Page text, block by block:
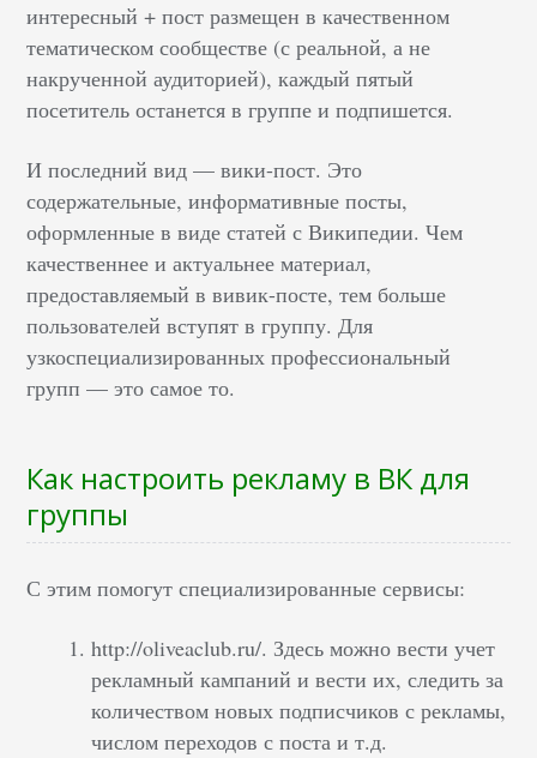
интересный + пост размещен в качественном
тематическом сообществе (с реальной, а не
накрученной аудиторией), каждый пятый
посетитель останется в группе и подпишется.
И последний вид — вики-пост. Это
содержательные, информативные посты,
оформленные в виде статей с Википедии. Чем
качественнее и актуальнее материал,
предоставляемый в вивик-посте, тем больше
пользователей вступят в группу. Для
узкоспециализированных профессиональный
групп — это самое то.
Как настроить рекламу в ВК для
группы
С этим помогут специализированные сервисы:
http://oliveaclub.ru/. Здесь можно вести учет
рекламный кампаний и вести их, следить за
количеством новых подписчиков с рекламы,
числом переходов с поста и т.д.